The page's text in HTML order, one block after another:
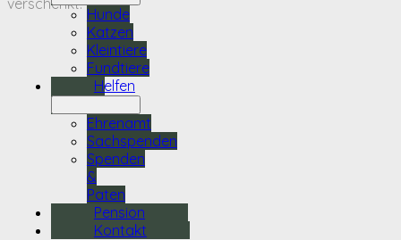
Hunde
Katzen
Kleintiere
Fundtiere
Helfen
Ehrenamt
Sachspenden
Spenden
&
Paten
Pension
Kontakt
verschenkt.